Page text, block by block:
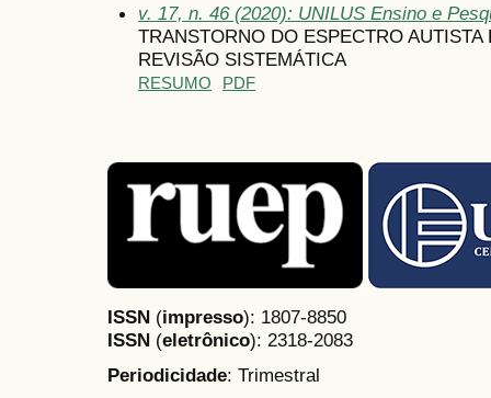
v. 17, n. 46 (2020): UNILUS Ensino e
TRANSTORNO DO ESPECTRO
REVISÃO SISTEMÁTICA
RESUMO PDF
ISSN (impresso): 1807-8850
ISSN (eletrônico): 2318-2083
Periodicidade: Trimestral